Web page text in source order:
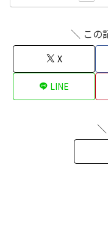
＼ この
X
LINE